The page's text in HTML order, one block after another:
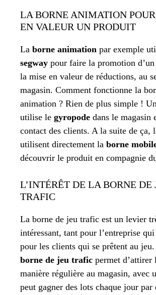
LA BORNE ANIMATION
EN VALEUR UN PRODUIT
La borne animation par exemple
segway pour faire la promotion
la mise en valeur de réductions, au
magasin. Comment fonctionne la
animation ? Rien de plus simple !
utilise le gyropode dans le magasin
contact des clients. A la suite de ça,
utilisent directement la borne
découvrir le produit en compagnie
L’INTÉRÊT DE LA BORNE DE
TRAFIC
La borne de jeu trafic est un levier
intéressant, tant pour l’entreprise
pour les clients qui se prêtent au
borne de jeu trafic permet d’attirer
manière régulière au magasin, avec
peut gagner des lots chaque jour par